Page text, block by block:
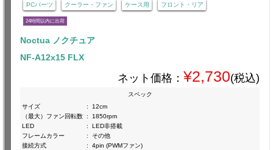
PCパーツ クーラー・ファン ケース用 フロント・リア
24時間以内に出荷
Noctua ノクチュア
NF-A12x15 FLX
ネット価格： ¥2,730(税込)
スペック
サイズ
:
12cm
（最大）ファン回転数 :
1850rpm
LED
:
LED非搭載
フレームカラー
:
その他
接続方式
:
4pin (PWMファン)